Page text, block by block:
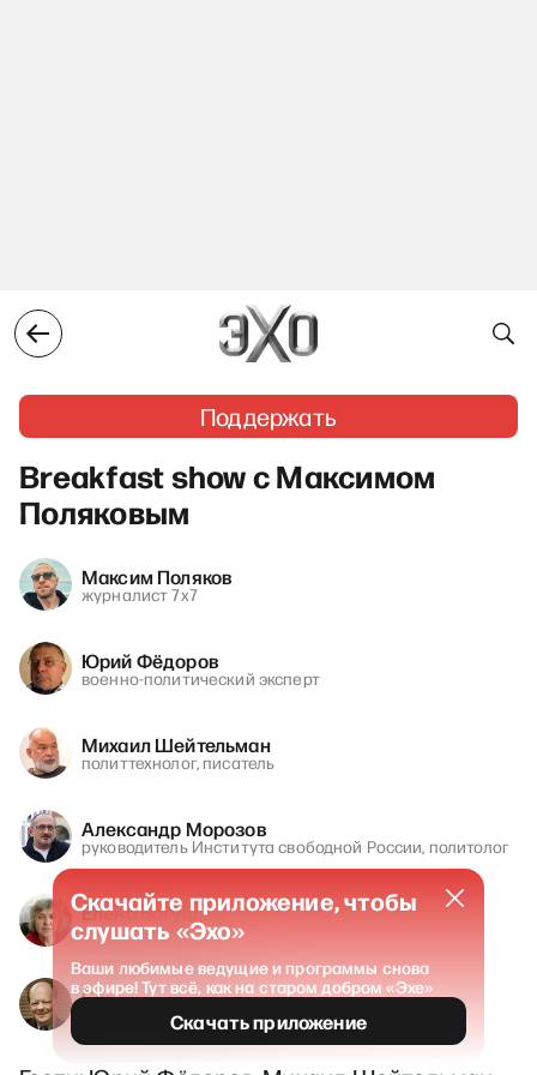
Поддержать
Breakfast show с Максимом
Поляковым
Максим Поляков
журналист 7х7
Юрий Фёдоров
военно-политический эксперт
Михаил Шейтельман
политтехнолог, писатель
Александр Морозов
руководитель Института свободной России, политолог
Елена Богуш
историк, переводчик
Сергей Вакуленко
эксперт Берлинского центра Карнеги
Скачайте приложение, чтобы
слушать «Эхо»
Ваши любимые ведущие и программы снова
в эфире! Тут всё, как на старом добром «Эхе»
Скачать приложение